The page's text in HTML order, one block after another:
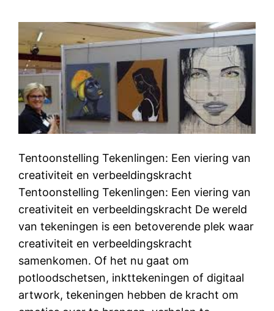
Tentoonstelling Tekenlingen: Een viering van
creativiteit en verbeeldingskracht
Tentoonstelling Tekenlingen: Een viering van
creativiteit en verbeeldingskracht De wereld
van tekeningen is een betoverende plek waar
creativiteit en verbeeldingskracht
samenkomen. Of het nu gaat om
potloodschetsen, inkttekeningen of digitaal
artwork, tekeningen hebben de kracht om